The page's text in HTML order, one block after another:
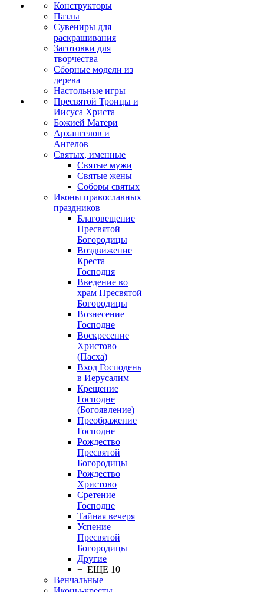
Конструкторы
Пазлы
Сувениры для
раскрашивания
Заготовки для
творчества
Сборные модели из
дерева
Настольные игры
Пресвятой Троицы и
Иисуса Христа
Божией Матери
Архангелов и
Ангелов
Святых, именные
Святые мужи
Святые жены
Соборы святых
Иконы православных
праздников
Благовещение
Пресвятой
Богородицы
Воздвижение
Креста
Господня
Введение во
храм Пресвятой
Богородицы
Вознесение
Господне
Воскресение
Христово
(Пасха)
Вход Господень
в Иерусалим
Крещение
Господне
(Богоявление)
Преображение
Господне
Рождество
Пресвятой
Богородицы
Рождество
Христово
Сретение
Господне
Тайная вечеря
Успение
Пресвятой
Богородицы
Другие
+ ЕЩЕ 10
Венчальные